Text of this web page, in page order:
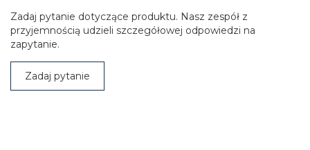
Zadaj pytanie dotyczące produktu. Nasz zespół z
przyjemnością udzieli szczegółowej odpowiedzi na
zapytanie.
Zadaj pytanie